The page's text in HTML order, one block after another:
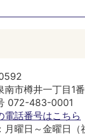
南市樽井一丁目1
072-483-0001
電話番号はこちら
月曜日～金曜日（